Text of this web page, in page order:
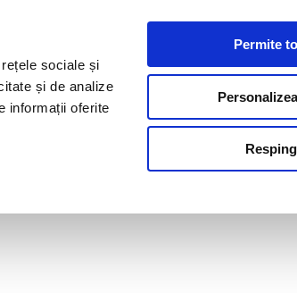
sociale și
și de analize
informații oferite
Permite